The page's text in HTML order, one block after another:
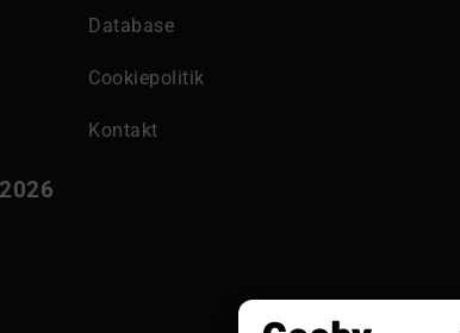
Database
Cookiepolitik
Kontakt